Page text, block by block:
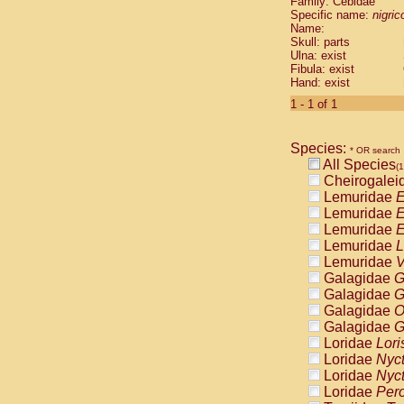
Cebidae
Cebidae
Cebidae
Cebidae
Cebidae
Cebidae
Cebidae
Cebidae
Cebidae
Cebidae
Cebidae
Cebidae
Atelidae
Atelidae
Atelidae
Atelidae
Atelidae
Atelidae
Atelidae
Atelidae
Atelidae
Atelidae
Pitheciidae
Specific name:
Name:
Skull: parts
Ulna: exist
Fibula: exist
Hand: exist
1 - 1 of 1
Species: * OR search
All Species
Lemuridae
Lemuridae
Lemuridae
Lemuridae
Lemuridae
Galagidae
Galagidae
Galagidae
Galagidae
Loridae
Loridae
Loridae
Loridae